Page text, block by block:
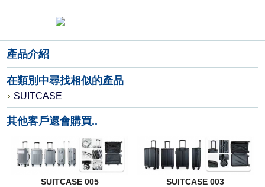
產品介紹
在類別中尋找相似的產品
SUITCASE
其他客戶還會購買..
SUITCASE 005 SUITCASE 003